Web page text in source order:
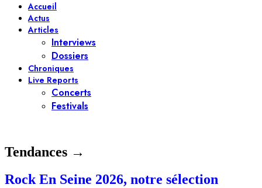
Accueil
Actus
Articles
Interviews
Dossiers
Chroniques
Live Reports
Concerts
Festivals
Tendances →
Rock En Seine 2026, notre sélection